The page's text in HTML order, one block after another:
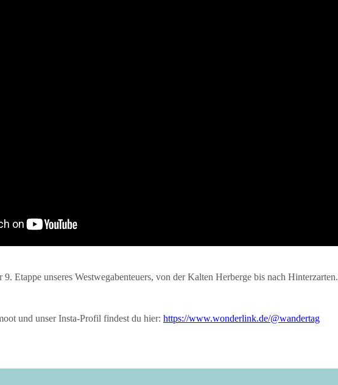
9. Etappe unseres Westwegabenteuers, von der Kalten Herberge bis nach Hinterzarten.
und unser Insta-Profil findest du hier: https://www.wonderlink.de/@wandertag